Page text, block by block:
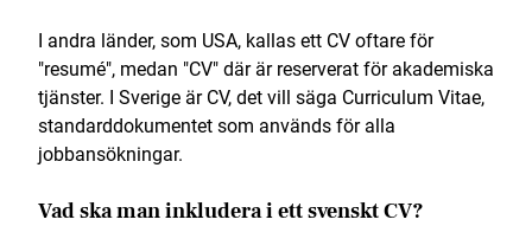
I andra länder, som USA, kallas ett CV oftare för
"resumé", medan "CV" där är reserverat för akademiska
tjänster. I Sverige är CV, det vill säga Curriculum Vitae,
standarddokumentet som används för alla
jobbansökningar.
Vad ska man inkludera i ett svenskt CV?